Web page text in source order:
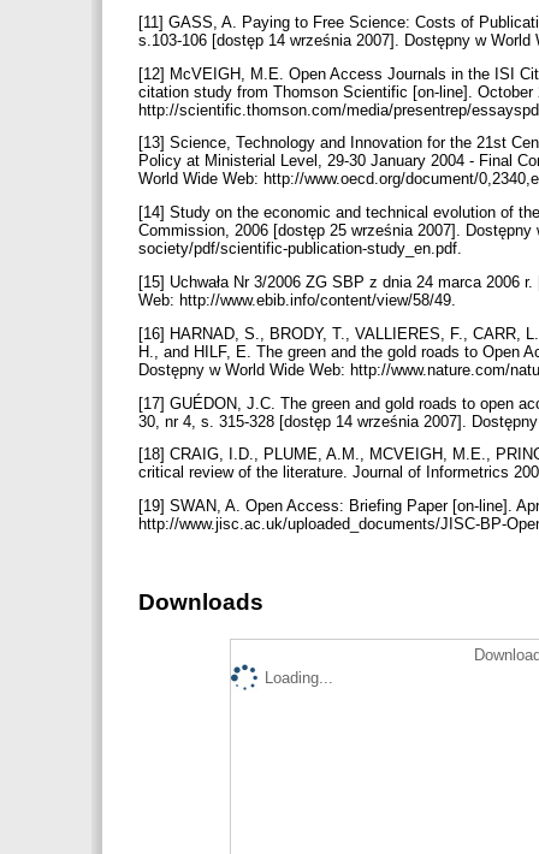
[11] GASS, A. Paying to Free Science: Costs of
s.103-106 [dostęp 14 września 2007]. Dostępny w
[12] McVEIGH, M.E. Open Access Journals in the ISI
citation study from Thomson Scientific [on-line].
http://scientific.thomson.com/media/presentrep/
[13] Science, Technology and Innovation for the 21st
Policy at Ministerial Level, 29-30 January 2004 - Final
World Wide Web: http://www.oecd.org/document/
[14] Study on the economic and technical evolution of
Commission, 2006 [dostęp 25 września 2007].
society/pdf/scientific-publication-study_en.pdf.
[15] Uchwała Nr 3/2006 ZG SBP z dnia 24 marca 2006
Web: http://www.ebib.info/content/view/58/49.
[16] HARNAD, S., BRODY, T., VALLIERES, F., CARR,
H., and HILF, E. The green and the gold roads to Open
Dostępny w World Wide Web: http://www.nature.com/
[17] GUÉDON, J.C. The green and gold roads to open
30, nr 4, s. 315-328 [dostęp 14 września 2007].
[18] CRAIG, I.D., PLUME, A.M., MCVEIGH, M.E.,
critical review of the literature. Journal of Informetrics
[19] SWAN, A. Open Access: Briefing Paper [on-line].
http://www.jisc.ac.uk/uploaded_documents/JISC-BP-
Downloads
Loading...